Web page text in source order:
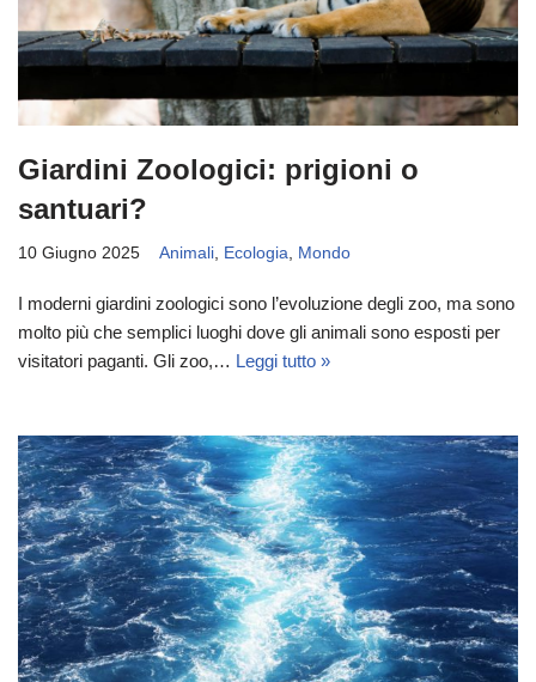
Giardini Zoologici: prigioni o
santuari?
10 Giugno 2025 Animali, Ecologia, Mondo
I moderni giardini zoologici sono l’evoluzione degli zoo, ma sono
molto più che semplici luoghi dove gli animali sono esposti per
visitatori paganti. Gli zoo,… Leggi tutto »